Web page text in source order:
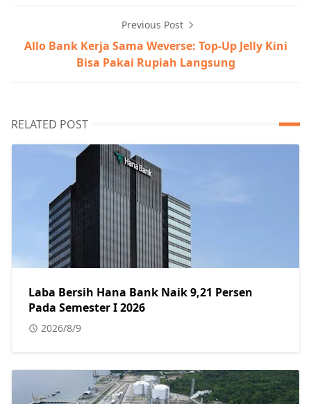
Previous Post
Allo Bank Kerja Sama Weverse: Top-Up Jelly Kini
Bisa Pakai Rupiah Langsung
RELATED POST
Laba Bersih Hana Bank Naik 9,21 Persen
Pada Semester I 2026
2026/8/9